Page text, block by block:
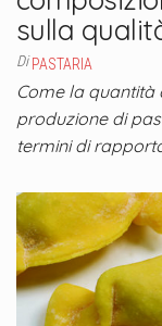
sulla
Di PASTARIA
Come la quantità
produzione di
termini di